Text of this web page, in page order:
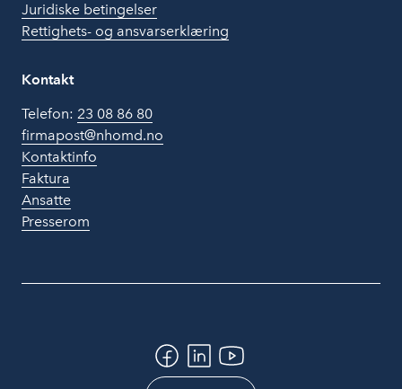
Juridiske betingelser
Rettighets- og ansvarserklæring
Kontakt
Telefon: 23 08 86 80
firmapost@nhomd.no
Kontaktinfo
Faktura
Ansatte
Presserom